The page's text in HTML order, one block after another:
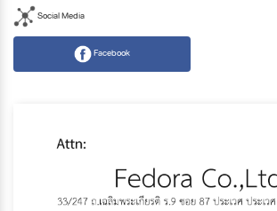
Social Media
Facebook